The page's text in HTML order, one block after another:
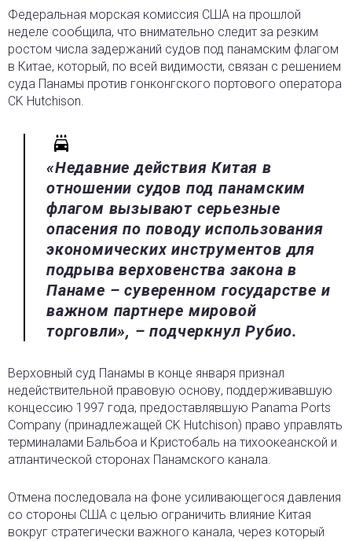
Федеральная морская комиссия США на прошлой
неделе сообщила, что внимательно следит за резким
ростом числа задержаний судов под панамским флагом
в Китае, который, по всей видимости, связан с решением
суда Панамы против гонконгского портового оператора
CK Hutchison.
«Недавние действия Китая в
отношении судов под панамским
флагом вызывают серьезные
опасения по поводу использования
экономических инструментов для
подрыва верховенства закона в
Панаме – суверенном государстве и
важном партнере мировой
торговли», – подчеркнул Рубио.
Верховный суд Панамы в конце января признал
недействительной правовую основу, поддерживавшую
концессию 1997 года, предоставлявшую Panama Ports
Company (принадлежащей CK Hutchison) право управлять
терминалами Бальбоа и Кристобаль на тихоокеанской и
атлантической сторонах Панамского канала.
Отмена последовала на фоне усиливающегося давления
со стороны США с целью ограничить влияние Китая
вокруг стратегически важного канала, через который